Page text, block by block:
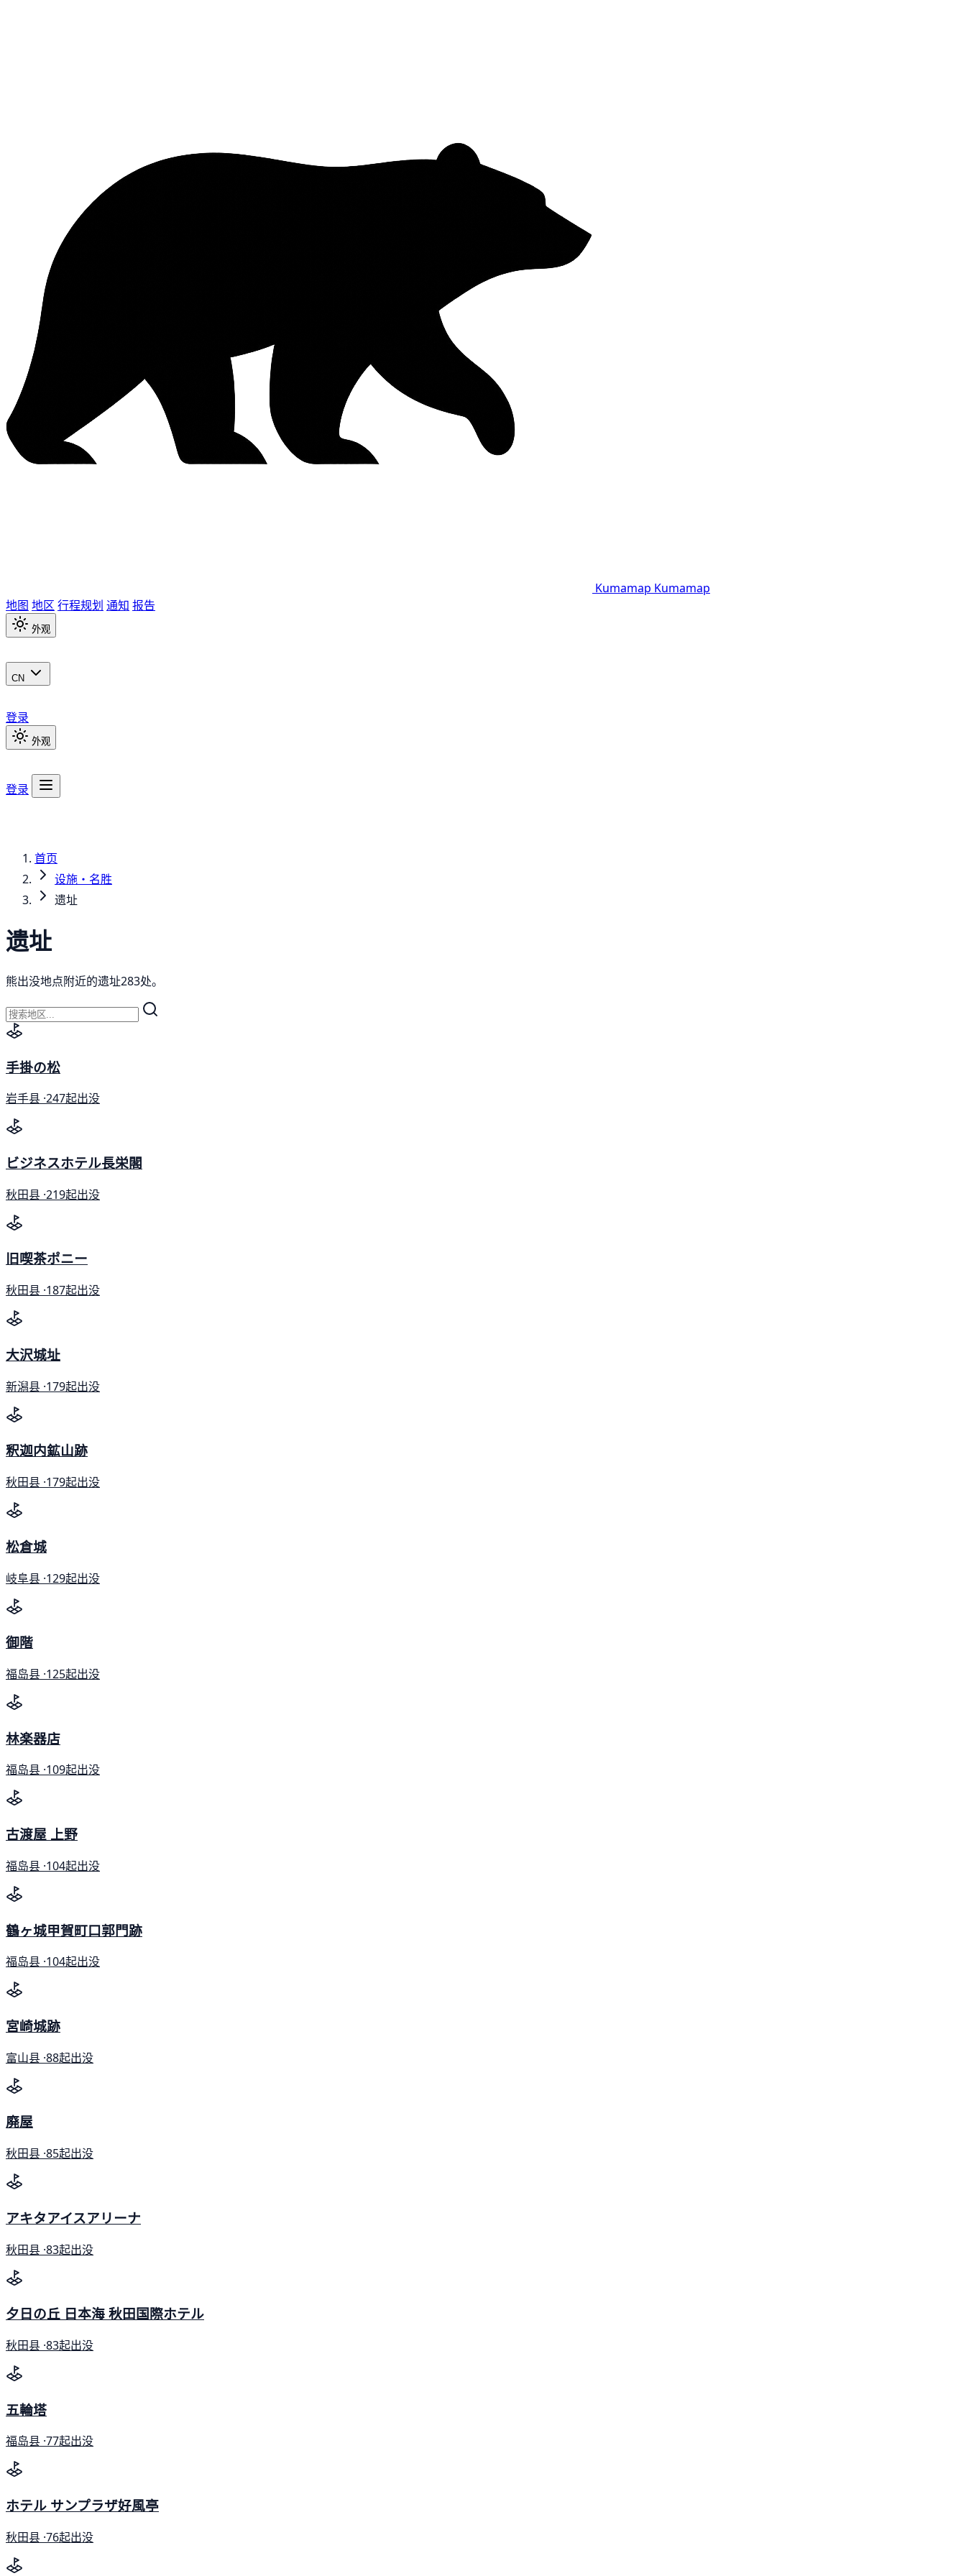
Kumamap Kumamap
地图 地区 行程规划 通知 报告
外观
CN
登录
外观
登录
首页
设施・名胜
遗址
遗址
熊出没地点附近的遗址283处。
手掛の松
岩手县 ·247起出没
ビジネスホテル長栄閣
秋田县 ·219起出没
旧喫茶ポニー
秋田县 ·187起出没
大沢城址
新潟县 ·179起出没
釈迦内鉱山跡
秋田县 ·179起出没
松倉城
岐阜县 ·129起出没
御階
福岛县 ·125起出没
林楽器店
福岛县 ·109起出没
古渡屋 上野
福岛县 ·104起出没
鶴ヶ城甲賀町口郭門跡
福岛县 ·104起出没
宮崎城跡
富山县 ·88起出没
廃屋
秋田县 ·85起出没
アキタアイスアリーナ
秋田县 ·83起出没
夕日の丘 日本海 秋田国際ホテル
秋田县 ·83起出没
五輪塔
福岛县 ·77起出没
ホテル サンプラザ好風亭
秋田县 ·76起出没